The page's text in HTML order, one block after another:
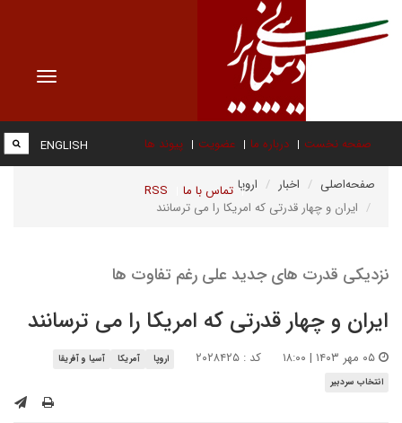
Toggle
صفحه نخست درباره ما عضویت پیوند ها
تماس با ما RSS
ENGLISH
صفحه‌اصلی اخبار
اروپا
ایران و چهار قدرتی که امریکا را می ترسانند
نزدیکی قدرت های جدید علی رغم تفاوت ها
ایران و چهار قدرتی که امریکا را می ترسانند
کد : ۲۰۲۸۴۲۵ اروپا آمریکا
آسیا و آفریقا
انتخاب سردبیر